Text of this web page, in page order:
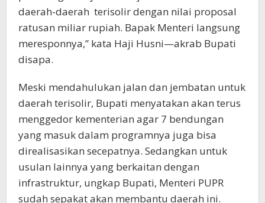
daerah-daerah terisolir dengan nilai proposal
ratusan miliar rupiah. Bapak Menteri langsung
meresponnya,” kata Haji Husni—akrab Bupati
disapa.
Meski mendahulukan jalan dan jembatan untuk
daerah terisolir, Bupati menyatakan akan terus
menggedor kementerian agar 7 bendungan
yang masuk dalam programnya juga bisa
direalisasikan secepatnya. Sedangkan untuk
usulan lainnya yang berkaitan dengan
infrastruktur, ungkap Bupati, Menteri PUPR
sudah sepakat akan membantu daerah ini.